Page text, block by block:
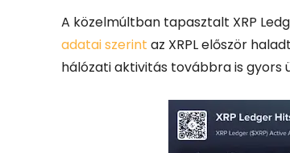
A közelmúltban tapasztalt XRP
adatai szerint az XRPL először
hálózati aktivitás továbbra is gyors